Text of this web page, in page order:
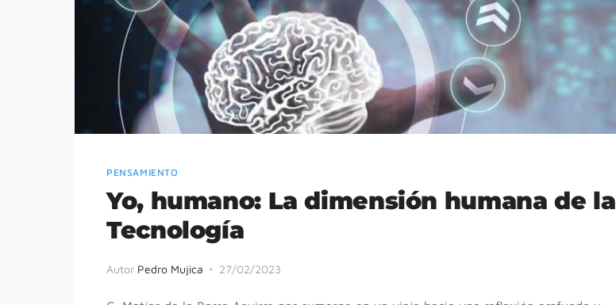
PENSAMIENTO
Yo, humano: La dimensión humana de la
Tecnología
Autor Pedro Mujica 27/02/2023